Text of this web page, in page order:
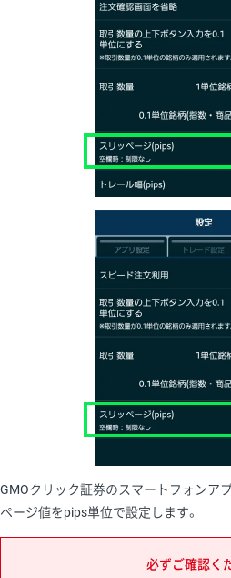
GMOクリック証券のスマートフォンア
ページ値をpips単位で設定します。
必ずご確認く